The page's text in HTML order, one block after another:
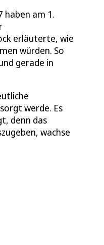
haben am 1.
erläuterte, wie
würden. So
gerade in
werde. Es
denn das
wachse